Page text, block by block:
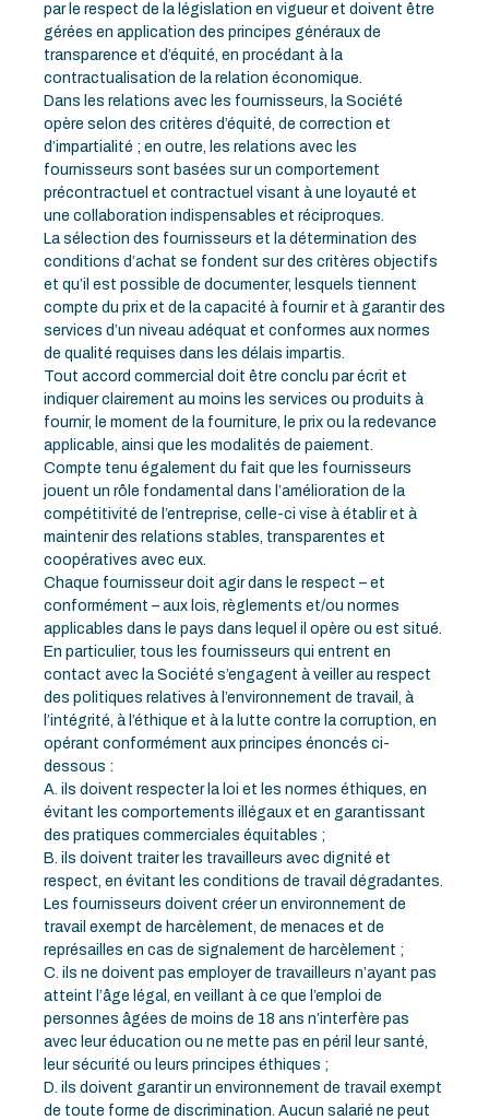
par le respect de la législation en vigueur et doivent être
gérées en application des principes généraux de
transparence et d’équité, en procédant à la
contractualisation de la relation économique.
Dans les relations avec les fournisseurs, la Société
opère selon des critères d’équité, de correction et
d’impartialité ; en outre, les relations avec les
fournisseurs sont basées sur un comportement
précontractuel et contractuel visant à une loyauté et
une collaboration indispensables et réciproques.
La sélection des fournisseurs et la détermination des
conditions d’achat se fondent sur des critères objectifs
et qu’il est possible de documenter, lesquels tiennent
compte du prix et de la capacité à fournir et à garantir des
services d’un niveau adéquat et conformes aux normes
de qualité requises dans les délais impartis.
Tout accord commercial doit être conclu par écrit et
indiquer clairement au moins les services ou produits à
fournir, le moment de la fourniture, le prix ou la redevance
applicable, ainsi que les modalités de paiement.
Compte tenu également du fait que les fournisseurs
jouent un rôle fondamental dans l’amélioration de la
compétitivité de l’entreprise, celle-ci vise à établir et à
maintenir des relations stables, transparentes et
coopératives avec eux.
Chaque fournisseur doit agir dans le respect – et
conformément – aux lois, règlements et/ou normes
applicables dans le pays dans lequel il opère ou est situé.
En particulier, tous les fournisseurs qui entrent en
contact avec la Société s’engagent à veiller au respect
des politiques relatives à l’environnement de travail, à
l’intégrité, à l’éthique et à la lutte contre la corruption, en
opérant conformément aux principes énoncés ci-
dessous :
A. ils doivent respecter la loi et les normes éthiques, en
évitant les comportements illégaux et en garantissant
des pratiques commerciales équitables ;
B. ils doivent traiter les travailleurs avec dignité et
respect, en évitant les conditions de travail dégradantes.
Les fournisseurs doivent créer un environnement de
travail exempt de harcèlement, de menaces et de
représailles en cas de signalement de harcèlement ;
C. ils ne doivent pas employer de travailleurs n’ayant pas
atteint l’âge légal, en veillant à ce que l’emploi de
personnes âgées de moins de 18 ans n’interfère pas
avec leur éducation ou ne mette pas en péril leur santé,
leur sécurité ou leurs principes éthiques ;
D. ils doivent garantir un environnement de travail exempt
de toute forme de discrimination. Aucun salarié ne peut